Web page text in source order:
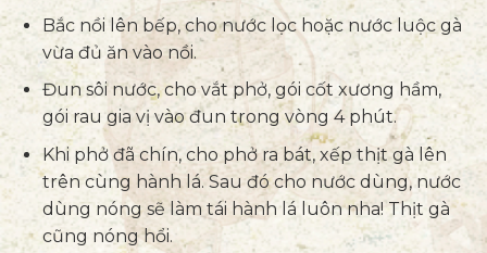
Bắc nồi lên bếp, cho nước lọc hoặc nước luộc gà
vừa đủ ăn vào nồi.
Đun sôi nước, cho vắt phở, gói cốt xương hầm,
gói rau gia vị vào đun trong vòng 4 phút.
Khi phở đã chín, cho phở ra bát, xếp thịt gà lên
trên cùng hành lá. Sau đó cho nước dùng, nước
dùng nóng sẽ làm tái hành lá luôn nha! Thịt gà
cũng nóng hổi.